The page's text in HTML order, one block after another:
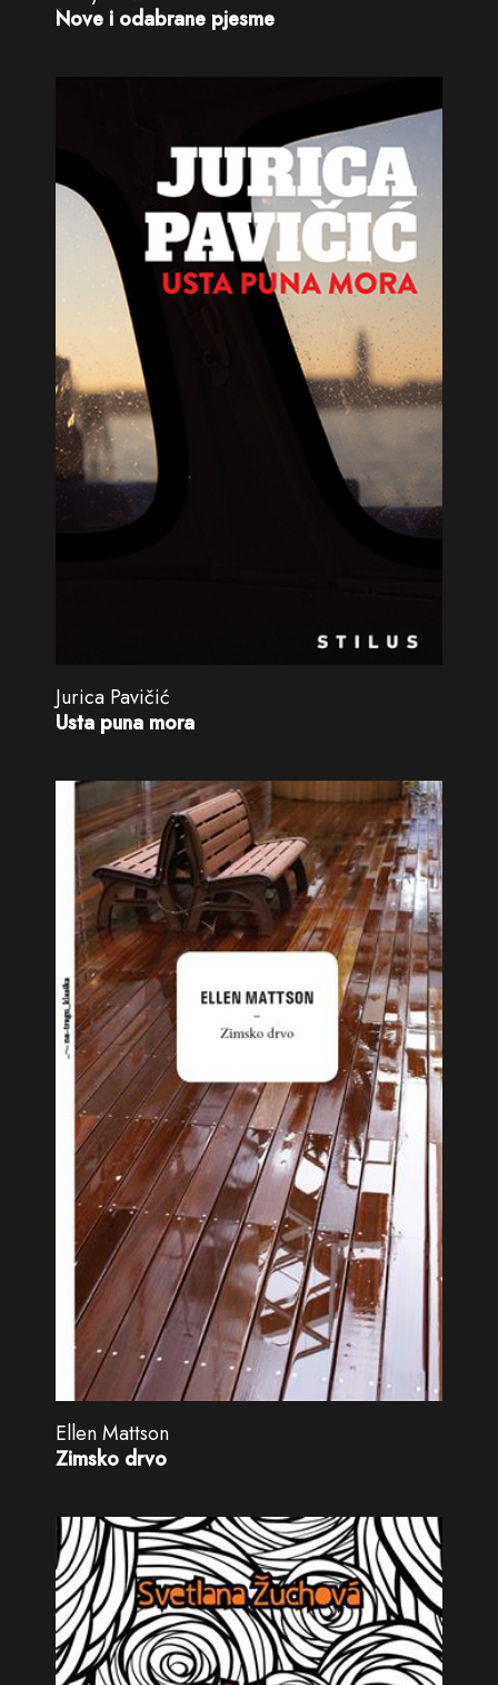
Nove i odabrane pjesme
Jurica Pavičić
Usta puna mora
Ellen Mattson
Zimsko drvo